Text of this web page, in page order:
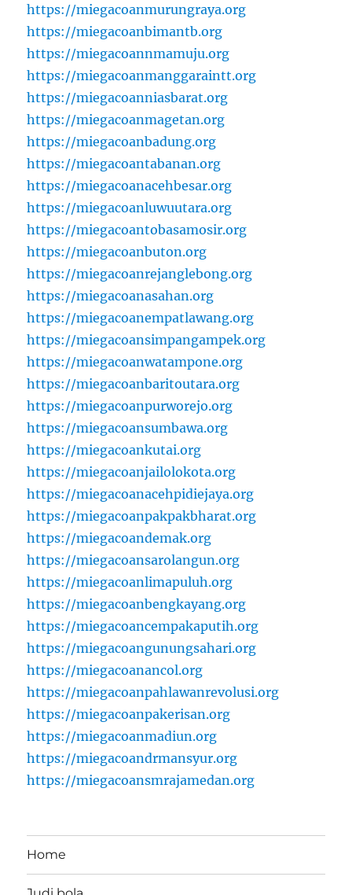
https://miegacoanmurungraya.org
https://miegacoanbimantb.org
https://miegacoannmamuju.org
https://miegacoanmanggaraintt.org
https://miegacoanniasbarat.org
https://miegacoanmagetan.org
https://miegacoanbadung.org
https://miegacoantabanan.org
https://miegacoanacehbesar.org
https://miegacoanluwuutara.org
https://miegacoantobasamosir.org
https://miegacoanbuton.org
https://miegacoanrejanglebong.org
https://miegacoanasahan.org
https://miegacoanempatlawang.org
https://miegacoansimpangampek.org
https://miegacoanwatampone.org
https://miegacoanbaritoutara.org
https://miegacoanpurworejo.org
https://miegacoansumbawa.org
https://miegacoankutai.org
https://miegacoanjailolokota.org
https://miegacoanacehpidiejaya.org
https://miegacoanpakpakbharat.org
https://miegacoandemak.org
https://miegacoansarolangun.org
https://miegacoanlimapuluh.org
https://miegacoanbengkayang.org
https://miegacoancempakaputih.org
https://miegacoangunungsahari.org
https://miegacoanancol.org
https://miegacoanpahlawanrevolusi.org
https://miegacoanpakerisan.org
https://miegacoanmadiun.org
https://miegacoandrmansyur.org
https://miegacoansmrajamedan.org
Home